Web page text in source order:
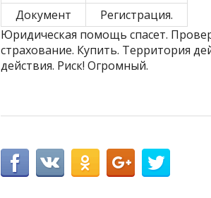
Документ
Регистрация.
Юридическая помощь спасет.
страхование. Купить. Территория
действия. Риск! Огромный.